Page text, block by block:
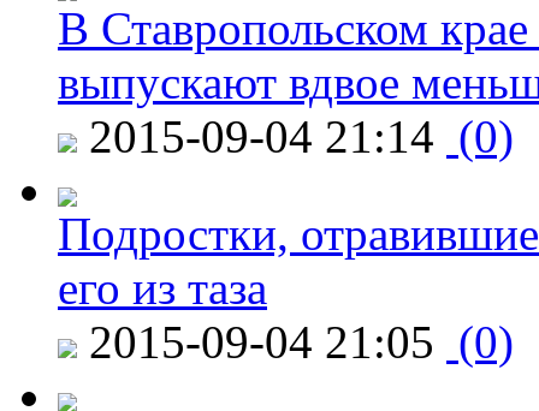
В Ставропольском
выпускают вдвое
2015-09-04 21:14 (0)
Подростки,
его из таза
2015-09-04 21:05 (0)